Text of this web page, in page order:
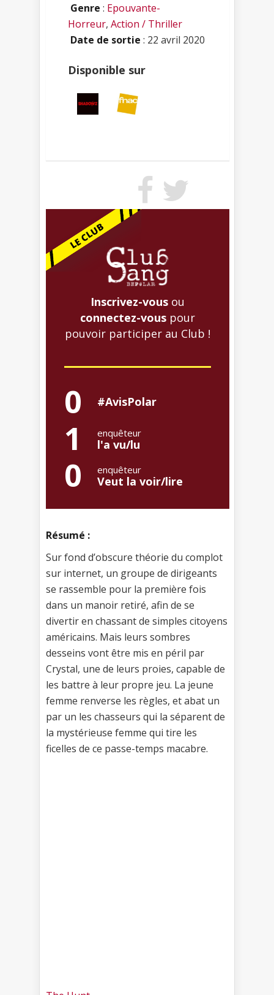
Genre : Epouvante-
Horreur, Action / Thriller
Date de sortie : 22 avril 2020
Disponible sur
Inscrivez-vous ou
connectez-vous pour
pouvoir participer au Club !
0 #AvisPolar
1 enquêteur
l'a vu/lu
0 enquêteur
Veut la voir/lire
Résumé :
Sur fond d’obscure théorie du complot
sur internet, un groupe de dirigeants
se rassemble pour la première fois
dans un manoir retiré, afin de se
divertir en chassant de simples citoyens
américains. Mais leurs sombres
desseins vont être mis en péril par
Crystal, une de leurs proies, capable de
les battre à leur propre jeu. La jeune
femme renverse les règles, et abat un
par un les chasseurs qui la séparent de
la mystérieuse femme qui tire les
ficelles de ce passe-temps macabre.